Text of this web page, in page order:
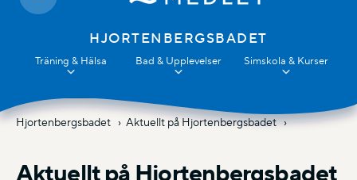
HJORTENBERGSBADET
Träning & Hälsa Bad & Upplevelser Simskola & Kurser
Hjortenbergsbadet Aktuellt på Hjortenbergsbadet